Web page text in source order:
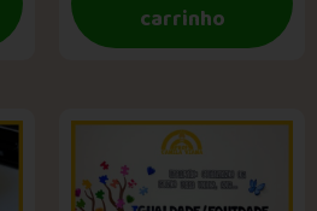
carrinho